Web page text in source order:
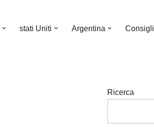
stati Uniti Argentina Consigli
Ricerca